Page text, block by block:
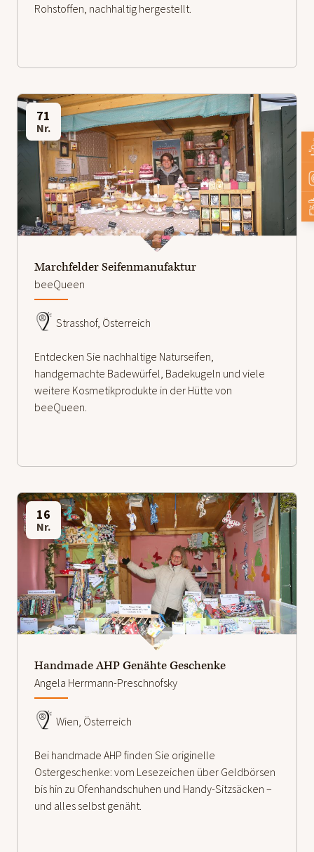
Rohstoffen, nachhaltig hergestellt.
weiterlesen
71
Nr.
Marchfelder Seifenmanufaktur
beeQueen
Strasshof, Österreich
Entdecken Sie nachhaltige Naturseifen,
handgemachte Badewürfel, Badekugeln und viele
weitere Kosmetikprodukte in der Hütte von
beeQueen.
weiterlesen
16
Nr.
Handmade AHP Genähte Geschenke
Angela Herrmann-Preschnofsky
Wien, Österreich
Bei handmade AHP finden Sie originelle
Ostergeschenke: vom Lesezeichen über Geldbörsen
bis hin zu Ofenhandschuhen und Handy-Sitzsäcken –
und alles selbst genäht.